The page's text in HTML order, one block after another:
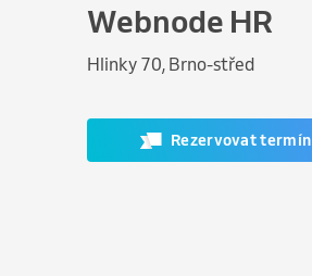
Webnode HR
Hlinky 70, Brno-střed
Rezervovat termín